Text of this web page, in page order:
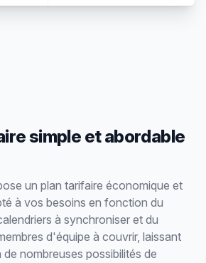
simple et abordable
un plan tarifaire économique et
à vos besoins en fonction du
à synchroniser et du
d'équipe à couvrir, laissant
de nombreuses possibilités de